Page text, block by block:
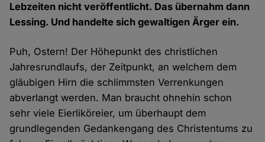
Lebzeiten nicht veröffentlicht. Das übernahm dann
Lessing. Und handelte sich gewaltigen Ärger ein.
Puh, Ostern! Der Höhepunkt des christlichen
Jahresrundlaufs, der Zeitpunkt, an welchem dem
gläubigen Hirn die schlimmsten Verrenkungen
abverlangt werden. Man braucht ohnehin schon
sehr viele Eierliköreier, um überhaupt dem
grundlegenden Gedankengang des Christentums zu